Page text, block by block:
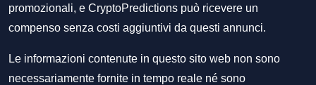
promozionali, e CryptoPredictions può ricevere un
compenso senza costi aggiuntivi da questi annunci.
Le informazioni contenute in questo sito web non sono
necessariamente fornite in tempo reale né sono